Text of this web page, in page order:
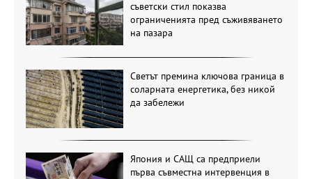
съветски стил показва
ограниченията пред съживяването
на пазара
Светът премина ключова граница в
соларната енергетика, без никой
да забележи
Япония и САЩ са предприели
първа съвместна интервенция в